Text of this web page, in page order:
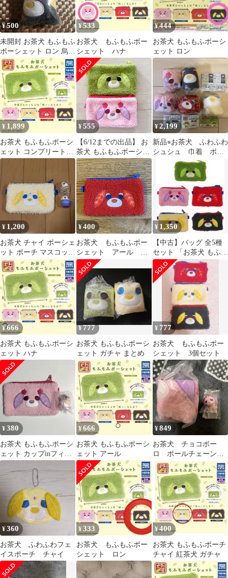
¥500
未開封 お茶犬 もふもふ
ポーシェット ロン 烏龍
茶犬 ガチャ
¥533
お茶犬 もふもふポー
シェット ハナ
¥444
お茶犬 もふもふポーシ
ェット ロン
¥ 1,899
お茶犬 もふもふポーシ
ェット コンプリートセ
ット
¥555
【6/12までの出品】 お
茶犬 もふもふポーシェ
ット 2個セット
¥2,199
新品⭐︎お茶犬 ふわふわ
シュシュ 巾着 ポシ
ェット ポーチ まと
¥ 1,200
お茶犬 チャイ ポーシェ
ット ポーチ マスコット
キーホルダー ガチャガ
チャ
¥400
お茶犬 もふもふポー
シェット アール 紅
茶犬
¥ 1,350
【中古】バッグ 全5種
セット 「お茶犬 もふも
ふポーシェット」
¥666
お茶犬 もふもふポーシ
ェット ハナ
¥777
お茶犬 もふもふポーシ
ェット ガチャ まとめ
¥ 777
お茶犬 もふもふポー
シェット 3個セット
¥380
お茶犬 もふもふポーシ
ェット カップinフィギ
ュアマスコット ハナ
¥666
お茶犬 もふもふポーシ
ェット アール
¥849
お茶犬 チョコボー
ロ ボールチェーン付
きマスコット もふも
ふポーシェット ハナ
¥360
お茶犬 ふわふわフェ
イスポーチ チャイ
¥333
お茶犬 もふもふポー
シェット ロン
¥400
お茶犬 もふもふポーチ
チャイ 紅茶犬 ガチャ